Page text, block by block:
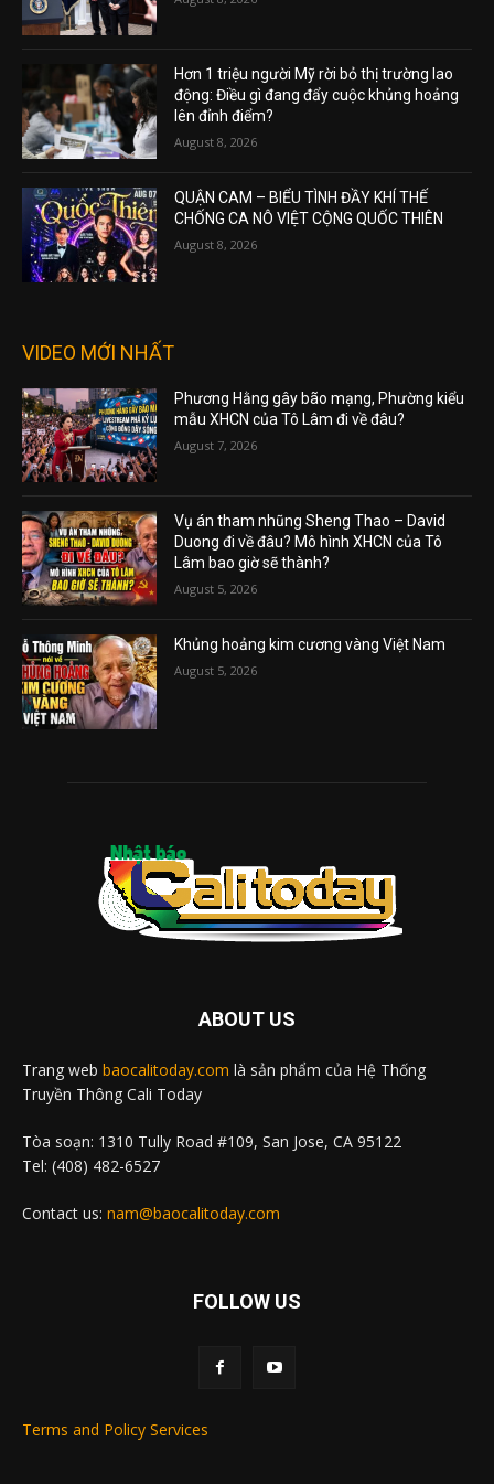
Hơn 1 triệu người Mỹ rời bỏ thị trường lao
động: Điều gì đang đẩy cuộc khủng hoảng
lên đỉnh điểm?
August 8, 2026
QUẬN CAM – BIỂU TÌNH ĐẦY KHÍ THẾ
CHỐNG CA NÔ VIỆT CỘNG QUỐC THIÊN
August 8, 2026
VIDEO MỚI NHẤT
Phương Hằng gây bão mạng, Phường kiểu
mẫu XHCN của Tô Lâm đi về đâu?
August 7, 2026
Vụ án tham nhũng Sheng Thao – David
Duong đi về đâu? Mô hình XHCN của Tô
Lâm bao giờ sẽ thành?
August 5, 2026
Khủng hoảng kim cương vàng Việt Nam
August 5, 2026
ABOUT US
Trang web baocalitoday.com là sản phẩm của Hệ Thống
Truyền Thông Cali Today
Tòa soạn: 1310 Tully Road #109, San Jose, CA 95122
Tel: (408) 482-6527
Contact us: nam@baocalitoday.com
FOLLOW US
Terms and Policy Services